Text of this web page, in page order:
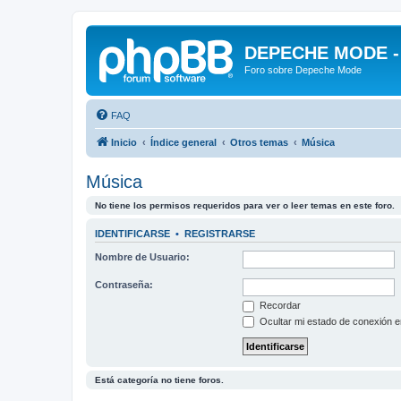
DEPECHE MODE
Foro sobre Depeche Mode
FAQ
Inicio Índice general Otros temas Música
Música
No tiene los permisos requeridos para ver o leer temas en este foro.
IDENTIFICARSE • REGISTRARSE
Nombre de Usuario:
Contraseña:
Recordar
Ocultar mi estado de conexión
Está categoría no tiene foros.